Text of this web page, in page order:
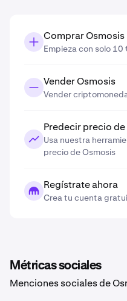
Comprar Osmosis
Empieza con solo 10
Vender Osmosis
Vender
Predecir precio
Usa nuestra
precio de Osmosis
Regístrate ahora
Crea tu cuenta
Métricas sociales
Menciones sociales de